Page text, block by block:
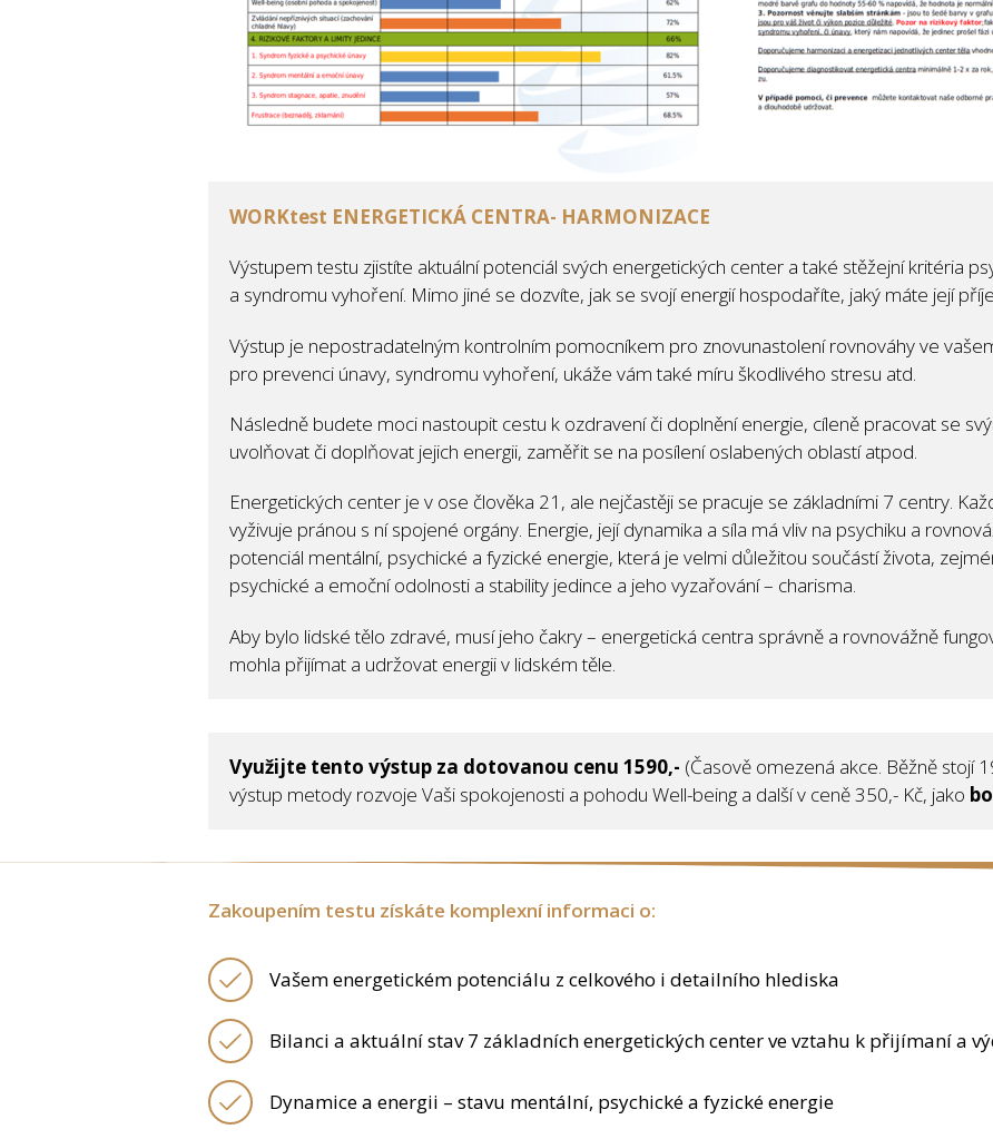
WORKtest ENERGETICKÁ CENTRA- HARMONIZACE
Výstupem testu zjistíte aktuální potenciál svých energetických center a také stěžejní kritéria
a syndromu vyhoření. Mimo jiné se dozvíte, jak se svojí energií hospodaříte, jaký máte její
Výstup je nepostradatelným kontrolním pomocníkem pro znovunastolení rovnováhy ve
pro prevenci únavy, syndromu vyhoření, ukáže vám také míru škodlivého stresu atd.
Následně budete moci nastoupit cestu k ozdravení či doplnění energie, cíleně pracovat se
uvolňovat či doplňovat jejich energii, zaměřit se na posílení oslabených oblastí atpod.
Energetických center je v ose člověka 21, ale nejčastěji se pracuje se základními 7 centry.
vyživuje pránou s ní spojené orgány. Energie, její dynamika a síla má vliv na psychiku a
potenciál mentální, psychické a fyzické energie, která je velmi důležitou součástí života,
psychické a emoční odolnosti a stability jedince a jeho vyzařování – charisma.
Aby bylo lidské tělo zdravé, musí jeho čakry – energetická centra správně a rovnovážně
mohla přijímat a udržovat energii v lidském těle.
Využijte tento výstup za dotovanou cenu 1590,- (Časově omezená akce. Běžně stojí
výstup metody rozvoje Vaši spokojenosti a pohodu Well-being a další v ceně 350,- Kč, jako
Zakoupením testu získáte komplexní informaci o:
Vašem energetickém potenciálu z celkového i detailního hlediska
Bilanci a aktuální stav 7 základních energetických center ve vztahu k přijímaní a
Dynamice a energii – stavu mentální, psychické a fyzické energie